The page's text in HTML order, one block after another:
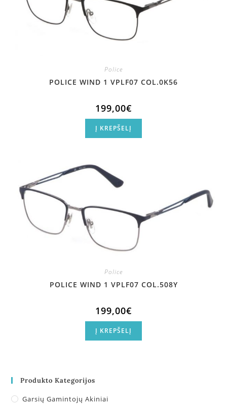
Police
POLICE WIND 1 VPLF07 COL.0K56
199,00€
Į KREPŠELĮ
Police
POLICE WIND 1 VPLF07 COL.508Y
199,00€
Į KREPŠELĮ
Produkto Kategorijos
Garsių Gamintojų Akiniai